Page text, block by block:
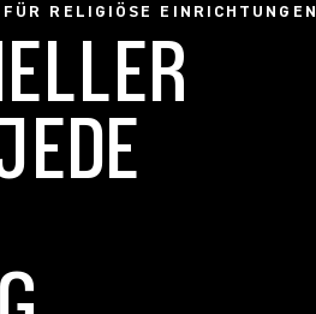
RELIGIÖSE EINRICHTUNGEN